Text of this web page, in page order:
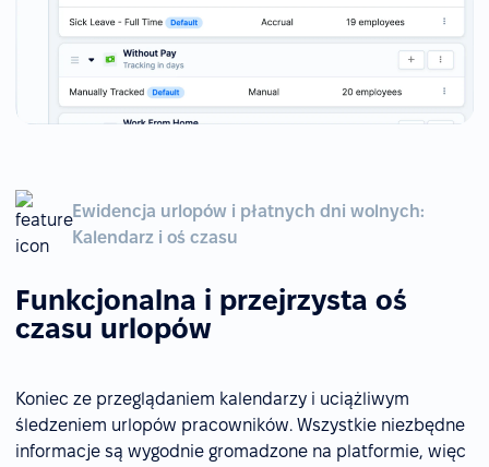
Ewidencja urlopów i płatnych dni wolnych:
Kalendarz i oś czasu
Funkcjonalna i przejrzysta oś
czasu urlopów
Koniec ze przeglądaniem kalendarzy i uciążliwym
śledzeniem urlopów pracowników. Wszystkie niezbędne
informacje są wygodnie gromadzone na platformie, więc